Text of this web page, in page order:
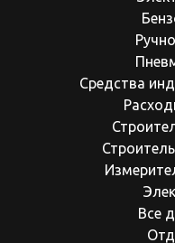
Средства
Все